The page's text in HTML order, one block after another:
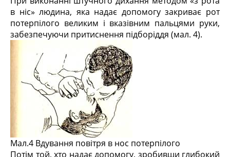
в ніс» людина, яка надає допомогу закриває рот
потерпілого великим і вказівним пальцями руки,
забезпечуючи притиснення підборіддя (мал. 4).
Мал.4 Вдування повітря в нос потерпілого
Потім той, хто надає допомогу, зробивши глибокий